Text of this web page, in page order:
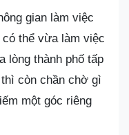
gian làm việc
thể vừa làm việc
lòng thành phố tấp
còn chần chờ gì
một góc riêng